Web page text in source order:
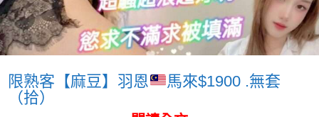
限熟客【麻豆】羽恩
馬來$1900 .無套
（拾）